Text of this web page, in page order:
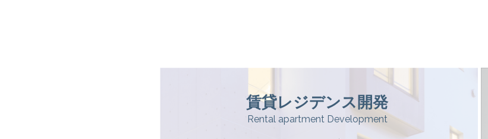
賃貸レジデンス開発
Rental apartment Development